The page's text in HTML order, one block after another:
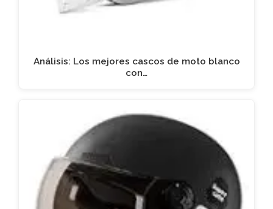
Análisis: Los mejores cascos de moto blanco
con…